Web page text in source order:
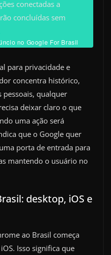
conectadas a
concluídas sem
no Google For Brasil
para privacidade e
concentra histórico,
pessoais, qualquer
deixar claro o que
uma ação será
que o Google quer
porta de entrada para
mantendo o usuário no
desktop, iOS e
ao Brasil começa
Isso significa que